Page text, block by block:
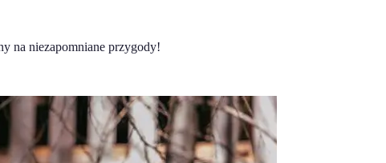
na niezapomniane przygody!